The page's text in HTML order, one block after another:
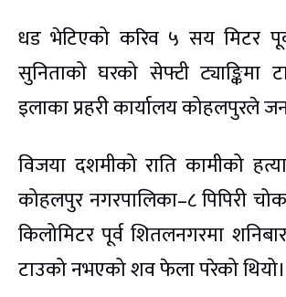
धड भेटिएको करिव ५ सय मिटर
सुनिताको घरको सेफ्टी ट्याङ्किमा
इलाका प्रहरी कार्यालय कोहलपुरले
विजया दशमीको राति कामीको
कोहलपुर नगरपालिका–८ पिपिरी
किलोमिटर पूर्व शितलनगरमा
टाउको नभएको शव फेला परेको थियो।